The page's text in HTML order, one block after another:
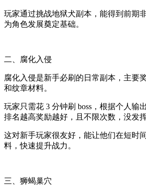
玩家通过挑战地狱犬副本，能得到前期
为角色发展奠定基础。
二、腐化入侵
腐化入侵是新手必刷的日常副本，主要
和纹章材料。
玩家只需花 3 分钟刷 boss，根据个人输
排名越高奖励越好，且不限次数，没发
这对新手玩家很友好，能让他们在短时
料，快速提升战力。
三、狮蝎巢穴